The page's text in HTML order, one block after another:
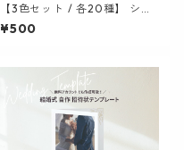
【3色セット / 各20種】 シン
プルアイコン集 (四角枠) | パ
ワポ / Canva / 資料作成
¥500